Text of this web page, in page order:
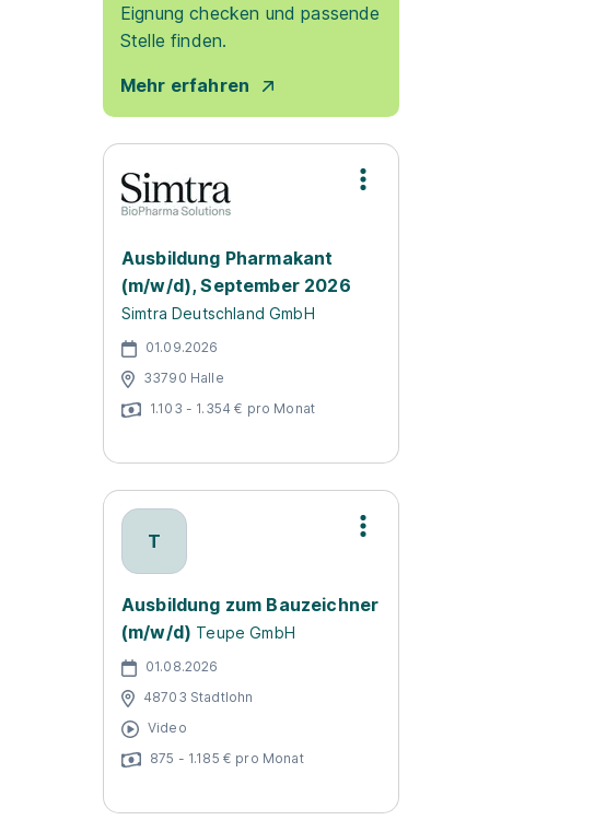
Eignung checken und passende
Stelle finden.
Mehr erfahren
Ausbildung Pharmakant
(m/w/d), September 2026
Simtra Deutschland GmbH
01.09.2026
33790 Halle
1.103 - 1.354 € pro Monat
T
Ausbildung zum Bauzeichner
(m/w/d) Teupe GmbH
01.08.2026
48703 Stadtlohn
Video
875 - 1.185 € pro Monat